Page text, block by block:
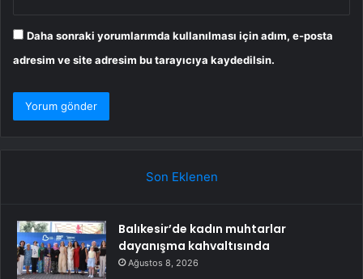
Daha sonraki yorumlarımda kullanılması için adım, e-posta
adresim ve site adresim bu tarayıcıya kaydedilsin.
Son Eklenen
Balıkesir’de kadın muhtarlar
dayanışma kahvaltısında
Ağustos 8, 2026